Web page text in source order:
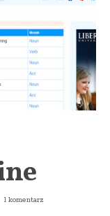
1 komentarz